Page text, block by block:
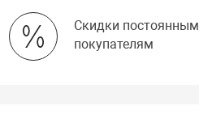
Скидки постоянным
покупателям